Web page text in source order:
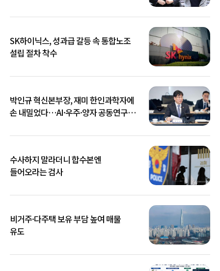
SK하이닉스, 성과급 갈등 속 통합노조
설립 절차 착수
박인규 혁신본부장, 재미 한인과학자에
손 내밀었다…AI·우주·양자 공동연구
수사하지 말라더니 합수본엔
들어오라는 검사
비거주·다주택 보유 부담 높여 매물
유도